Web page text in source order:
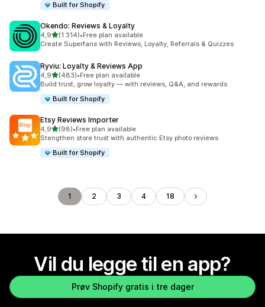
Built for Shopify
Okendo: Reviews & Loyalty
4,9av 5 stjerner
(1 314)
Totalt 1314 omtaler
•Free plan available
Create Superfans with Reviews, Loyalty, Referrals & Quizzes
Ryviu: Loyalty & Reviews App
4,9av 5 stjerner
(483)
Totalt 483 omtaler
•Free plan available
Build trust, grow loyalty — with reviews, Q&A, and rewards
Built for Shopify
Etsy Reviews Importer
4,9av 5 stjerner
(98)
Totalt 98 omtaler
•Free plan available
Stengthen store trust with authentic Etsy photo reviews
Built for Shopify
1 2 3 4 18
Vil du legge til en app?
Prøv Shopify gratis i tre dager